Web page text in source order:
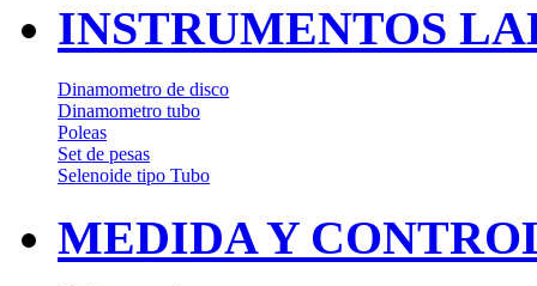
INSTRUMENTOS
Dinamometro de disco
Dinamometro tubo
Poleas
Set de pesas
Selenoide tipo Tubo
MEDIDA Y